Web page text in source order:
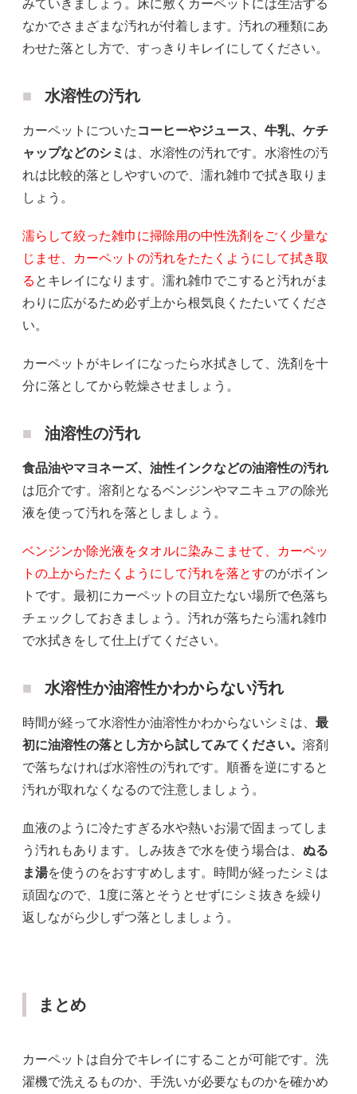
みていきましょう。床に敷くカーペットには生活する
なかでさまざまな汚れが付着します。汚れの種類にあ
わせた落とし方で、すっきりキレイにしてください。
水溶性の汚れ
カーペットについた コーヒーやジュース、牛乳、ケチ
ャップなどのシミ は、水溶性の汚れです。水溶性の汚
れは比較的落としやすいので、濡れ雑巾で拭き取りま
しょう。
濡らして絞った雑巾に掃除用の中性洗剤をごく少量な
じませ、カーペットの汚れをたたくようにして拭き取
る とキレイになります。濡れ雑巾でこすると汚れがま
わりに広がるため必ず上から根気良くたたいてくださ
い。
カーペットがキレイになったら水拭きして、洗剤を十
分に落としてから乾燥させましょう。
油溶性の汚れ
食品油やマヨネーズ、油性インクなどの油溶性の汚れ
は厄介です。溶剤となるベンジンやマニキュアの除光
液を使って汚れを落としましょう。
ベンジンか除光液をタオルに染みこませて、カーペッ
トの上からたたくようにして汚れを落とすのがポイン
トです。最初にカーペットの目立たない場所で色落ち
チェックしておきましょう。汚れが落ちたら濡れ雑巾
で水拭きをして仕上げてください。
水溶性か油溶性かわからない汚れ
時間が経って水溶性か油溶性かわからないシミは、 最
初に油溶性の落とし方から試してみてください。 溶剤
で落ちなければ水溶性の汚れです。順番を逆にすると
汚れが取れなくなるので注意しましょう。
血液のように冷たすぎる水や熱いお湯で固まってしま
う汚れもあります。しみ抜きで水を使う場合は、 ぬる
ま湯を使うのをおすすめします。時間が経ったシミは
頑固なので、1度に落とそうとせずにシミ抜きを繰り
返しながら少しずつ落としましょう。
まとめ
カーペットは自分でキレイにすることが可能です。洗
濯機で洗えるものか、手洗いが必要なものかを確かめ